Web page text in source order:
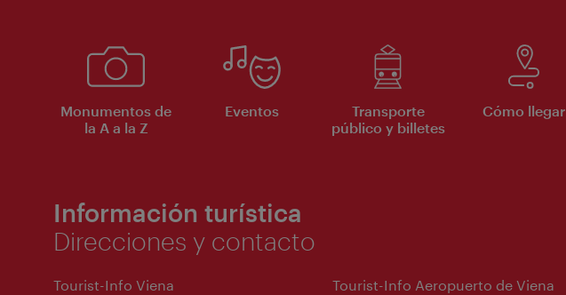
Monumentos de
la A a la Z
Eventos
Transporte
público y billetes
Cómo llegar
Información turística
Direcciones y contacto
Tourist-Info Viena
Tourist-Info Aeropuerto de Viena